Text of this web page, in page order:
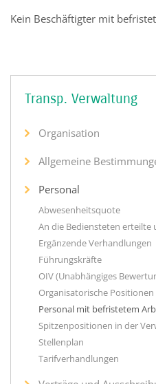
Kein Beschäftigter mit
Transp. Verwaltung
Organisation
Allgemeine
Personal
Abwesenheitsquote
An die Bediensteten erteilte
Ergänzende Verhandlungen
Führungskräfte
OIV (Unabhängiges
Organisatorische Positionen
Personal mit befristetem
Spitzenpositionen in der
Stellenplan
Tarifverhandlungen